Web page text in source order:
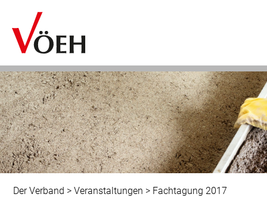
Der Verband > Veranstaltungen > Fachtagung 2017